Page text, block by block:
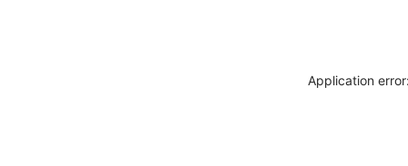
Application